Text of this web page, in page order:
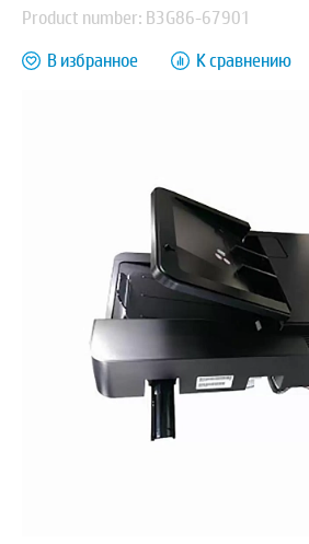
Product number: B3G86-67901
В избранное
К сравнению